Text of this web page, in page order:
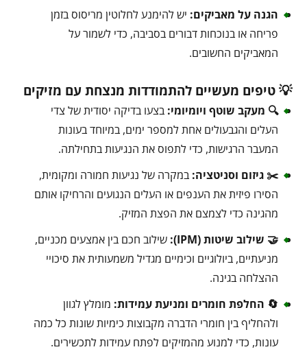
הגנה על מאביקים: יש להימנע לחלוטין מריסוס בזמן
פריחה או בנוכחות דבורים בסביבה, כדי לשמור על
המאביקים החשובים.
💡 טיפים מעשיים להתמודדות מנצחת עם מזיקים
🔍 מעקב שוטף ויומיומי: בצעו בדיקה יסודית של צדי
העלים והגבעולים אחת למספר ימים, במיוחד בעונות
המעבר הרגישות, כדי לתפוס את הנגיעות בתחילתה.
✂️ גיזום וסניטציה: במקרה של נגיעות חמורה ומקומית,
הסירו פיזית את הענפים או העלים הנגועים והרחיקו אותם
מהגינה כדי לצמצם את הפצת המזיק.
🤝 שילוב שיטות (IPM):
שילוב חכם בין אמצעים מכניים,
מניעתיים, ביולוגיים וכימיים מגדיל משמעותית את סיכויי
ההצלחה בגינה.
🔄 החלפת חומרים ומניעת עמידות: מומלץ לגוון
ולהחליף בין חומרי הדברה מקבוצות כימיות שונות כל כמה
עונות, כדי למנוע מהמזיקים לפתח עמידות לתכשירים.